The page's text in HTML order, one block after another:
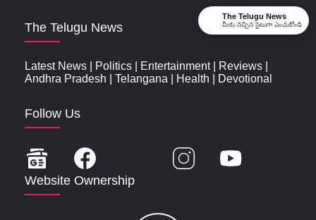
The Telugu News
Latest News Politics Entertainment| Reviews
Andhra Pradesh
Telangana Health Devotional
Follow Us
Website Ownership
The Telugu News
మీకు నచ్చిన సైటుగా ఎంచుకోండి